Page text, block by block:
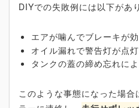
DIYでの失敗例には以下があ
エアが噛んでブレーキが
オイル漏れで警告灯が点灯
タンクの蓋の締め忘れに
このような事態になった場